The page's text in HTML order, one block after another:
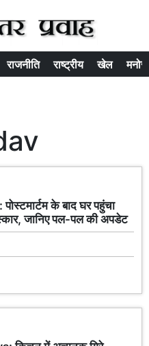
राजनीति राष्ट्रीय खेल
के बाद घर पहुंचा
जानिए पल-पल की अपडेट